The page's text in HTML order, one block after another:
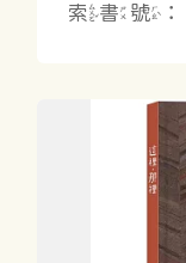
索書號：